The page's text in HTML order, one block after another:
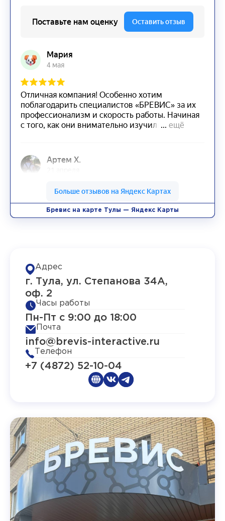
Бревис на карте Тулы — Яндекс Карты
Адрес
г. Тула, ул. Степанова 34А,
оф. 2
Часы работы
Пн-Пт с 9:00 до 18:00
Почта
info@brevis-interactive.ru
Телефон
+7 (4872) 52-10-04